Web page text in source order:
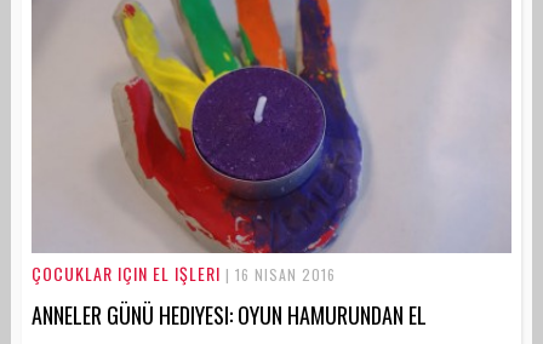
ÇOCUKLAR IÇIN EL IŞLERI | 16 NISAN 2016
ANNELER GÜNÜ HEDIYESI: OYUN HAMURUNDAN EL